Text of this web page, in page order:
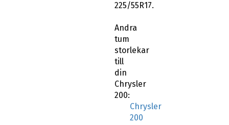
225/55R17.
Andra
tum
storlekar
till
din
Chrysler
200:
Chrysler
200